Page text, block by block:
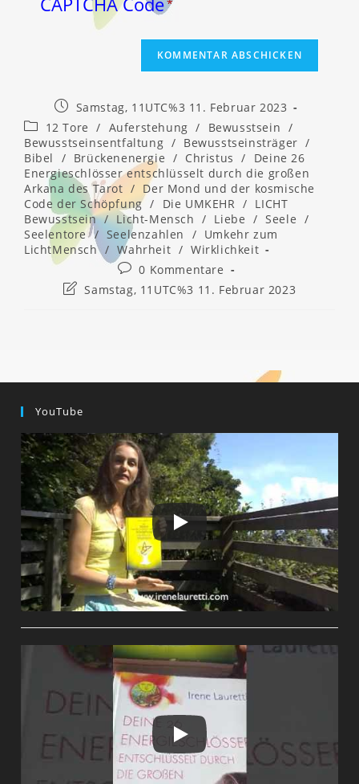
*
Beitrag
veröffentlicht:
Samstag, 11UTC%3 11. Februar 2023
Beitrags-
Kategorie:
12 Tore / Auferstehung / Bewusstsein /
Bewusstseinsentfaltung / Bewusstseinsträger /
Bibel
/ Brückenenergie / Christus /
Deine 26
Energieschlösser entschlüsselt durch die großen
Arkana des Tarot / Der Mond und der kosmische
Code der Schöpfung / Die UMKEHR / LICHT
Bewusstsein / Licht-Mensch / Liebe / Seele /
Seelentore / Seelenzahlen / Umkehr zum
LichtMensch / Wahrheit / Wirklichkeit
Beitrags-
Kommentare:
0 Kommentare
BeitragSamstag, 11UTC%3 11. Februar 2023
YouTube